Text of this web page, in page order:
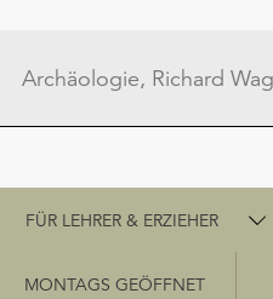
Schnellzugriff
FÜR LEHRER & ERZIEHER
MONTAGS GEÖFFNET